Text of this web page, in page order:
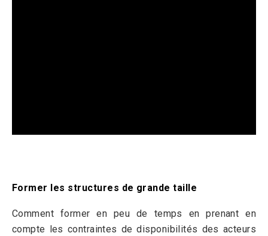
Former les structures de grande taille
Comment former en peu de temps en prenant en
compte les contraintes de disponibilités des acteurs